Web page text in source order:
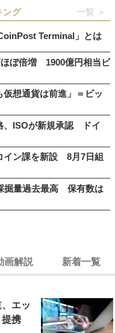
ング 一覧 ＞
Terminal」とは
ほぼ倍増 1900億円相当ビ
仮想通貨は前進」＝ビッ
、ISOが新規承認 ドイ
イン課を新設 8月7日組
掘量過去最高 保有数は
画解説 新着一覧
エッ
携